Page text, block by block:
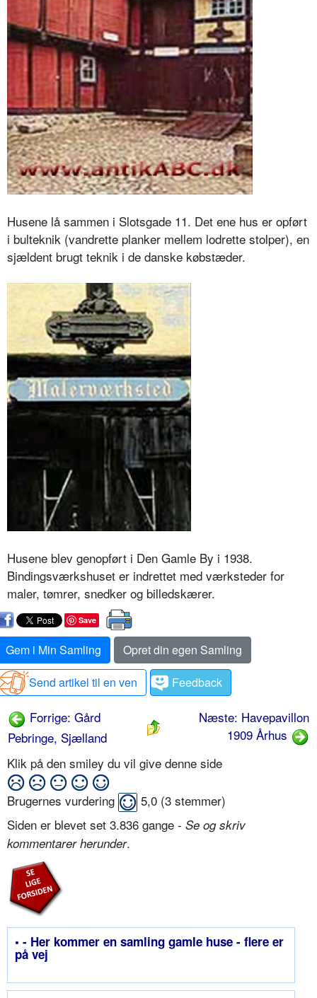
Husene lå sammen i Slotsgade 11. Det ene hus er opført
i bulteknik (vandrette planker mellem lodrette stolper), en
sjældent brugt teknik i de danske købstæder.
Husene blev genopført i Den Gamle By i 1938.
Bindingsværkshuset er indrettet med værksteder for
maler, tømrer, snedker og billedskærer.
Save
Gem i Min Samling
Opret din egen Samling
Send artikel til en ven
Feedback
Forrige: Gård
Pebringe, Sjælland
Næste: Havepavillon
1909 Århus
Klik på den smiley du vil give denne side
Brugernes vurdering 5,0 (3 stemmer)
Siden er blevet set 3.836 gange - Se og skriv
kommentarer herunder.
• - Her kommer en samling gamle huse - flere er
på vej